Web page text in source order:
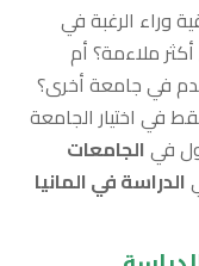
وراء الرغبة في
ملاءمة؟ أم
في جامعة أخرى؟
في اختيار الجامعة
في الجامعات
الدراسة في المانيا